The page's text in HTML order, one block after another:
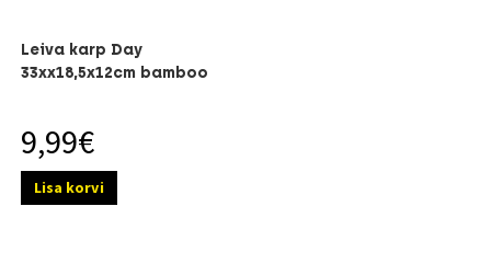
Leiva karp Day
33xx18,5x12cm bamboo
9,99€
Lisa korvi